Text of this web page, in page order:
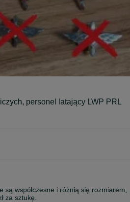
personel latający LWP PRL
są współczesne i różnią się rozmiarem,
za sztukę.